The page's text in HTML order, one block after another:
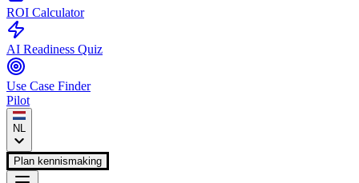
ROI Calculator
AI Readiness Quiz
Use Case Finder
Pilot
NL
Plan kennismaking